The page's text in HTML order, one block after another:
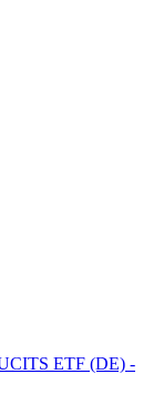
ETF (DE) -